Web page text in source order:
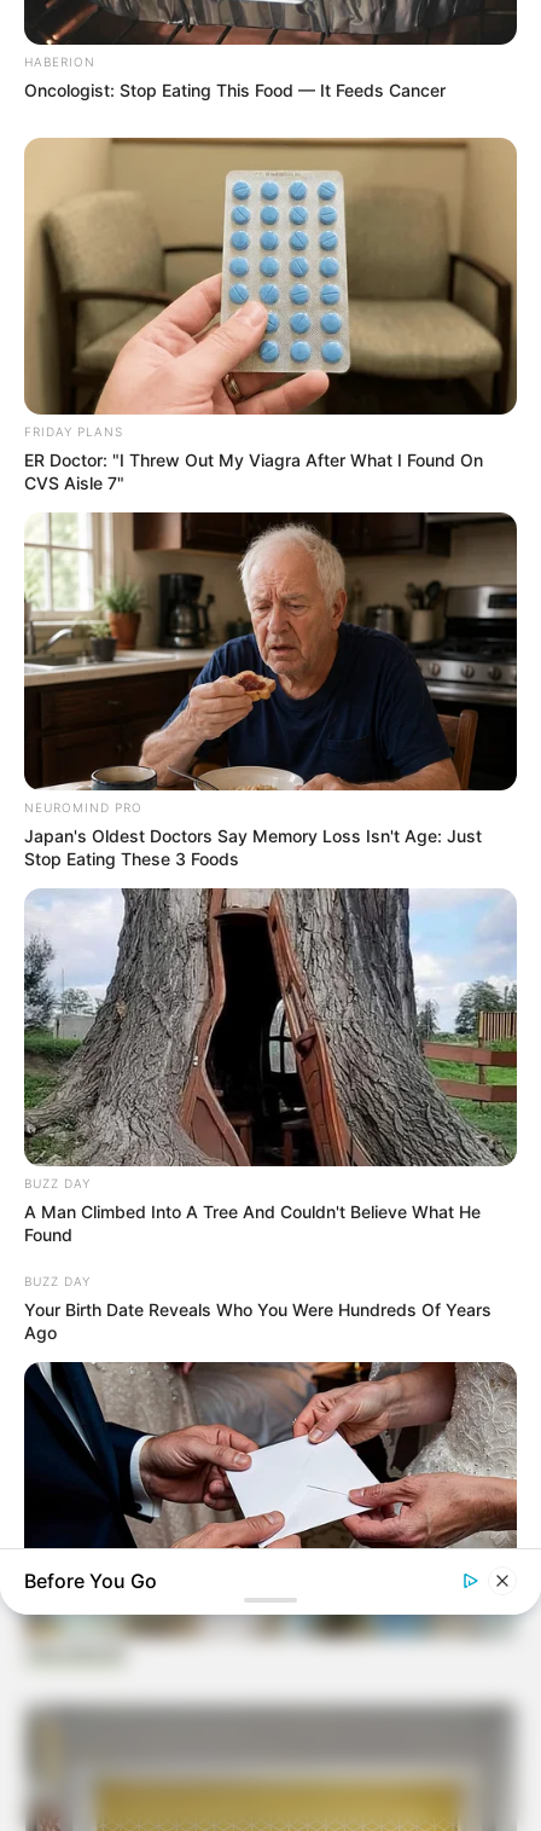
Viva Decora
Viva Decora
Viva Decora
HABERION
Oncologist: Stop Eating This Food — It Feeds Cancer
FRIDAY PLANS
ER Doctor: "I Threw Out My Viagra After What I Found On
CVS Aisle 7"
NEUROMIND PRO
Japan's Oldest Doctors Say Memory Loss Isn't Age: Just
Stop Eating These 3 Foods
BUZZ DAY
A Man Climbed Into A Tree And Couldn't Believe What He
Found
BUZZ DAY
Your Birth Date Reveals Who You Were Hundreds Of Years
Ago
Before You Go